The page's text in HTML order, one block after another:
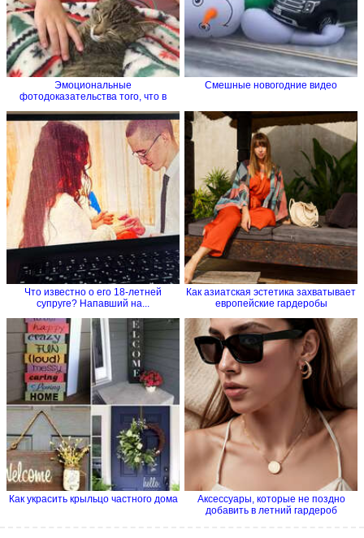
Эмоциональные
фотодоказательства того, что в
Смешные новогодние видео
Что известно о его 18-летней
супруге? Напавший на...
Как азиатская эстетика захватывает
европейские гардеробы
Как украсить крыльцо частного дома
Аксессуары, которые не поздно
добавить в летний гардероб